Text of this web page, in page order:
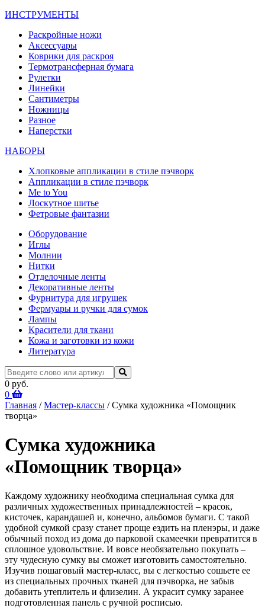
ИНСТРУМЕНТЫ
Раскройные ножи
Аксессуары
Коврики для раскроя
Термотрансферная бумага
Рулетки
Линейки
Сантиметры
Ножницы
Разное
Наперстки
НАБОРЫ
Хлопковые аппликации в стиле пэчворк
Аппликации в стиле пэчворк
Me to You
Лоскутное шитье
Фетровые фантазии
Оборудование
Иглы
Молнии
Нитки
Отделочные ленты
Декоративные ленты
Фурнитура для игрушек
Фермуары и ручки для сумок
Лампы
Красители для ткани
Кожа и заготовки из кожи
Литература
0 руб.
0
Главная /Мастер-классы / Сумка художника «Помощник
творца»
Сумка художника
«Помощник творца»
Каждому художнику необходима специальная сумка для
различных художественных принадлежностей – красок,
кисточек, карандашей и, конечно, альбомов бумаги. С такой
удобной сумкой сразу станет проще ездить на пленэры, и даже
обычный поход из дома до парковой скамеечки превратится в
сплошное удовольствие. И вовсе необязательно покупать –
эту чудесную сумку вы сможет изготовить самостоятельно.
Изучив пошаговый мастер-класс, вы с легкостью сошьете ее
из специальных прочных тканей для пэчворка, не забыв
добавить утеплитель и флизелин. А украсит сумку заранее
подготовленная панель с ручной росписью.